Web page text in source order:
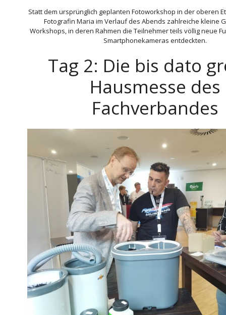
Statt dem ursprünglich geplanten Fotoworkshop in der oberen
Fotografin Maria im Verlauf des Abends zahlreiche kleine
Workshops, in deren Rahmen die Teilnehmer teils völlig neue
Smartphonekameras entdeckten.
Tag 2: Die bis dato
Hausmesse des
Fachverbandes